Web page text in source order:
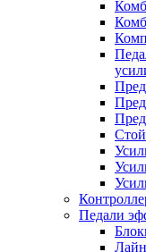
Педали